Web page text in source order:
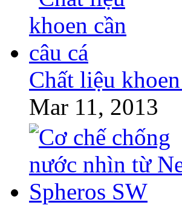
Chất liệu
Mar 11, 2013